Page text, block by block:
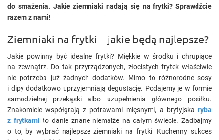
do smażenia. Jakie ziemniaki nadają się na frytki? Sprawdźcie
razem z nami!
Ziemniaki na frytki – jakie będą najlepsze?
Jakie powinny być idealne frytki? Miękkie w środku i chrupiące
na zewnątrz. Do tak przyrządzonych, złocistych frytek właściwie
nie potrzeba już żadnych dodatków. Mimo to różnorodne sosy
i dipy dodatkowo uprzyjemniają degustację. Podajemy je w formie
samodzielnej przekąski albo uzupełnienia głównego posiłku.
Znakomicie współgrają z potrawami mięsnymi, a brytyjska ryba
z frytkami to danie znane niemalże na całym świecie. Zadbajmy
o to, by wybrać najlepsze ziemniaki na frytki. Kuchenny sukces